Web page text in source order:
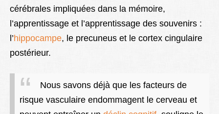
cérébrales impliquées dans la mémoire,
l’apprentissage et l’apprentissage des souvenirs :
l’hippocampe, le precuneus et le cortex cingulaire
postérieur.
Nous savons déjà que les facteurs de
risque vasculaire endommagent le cerveau et